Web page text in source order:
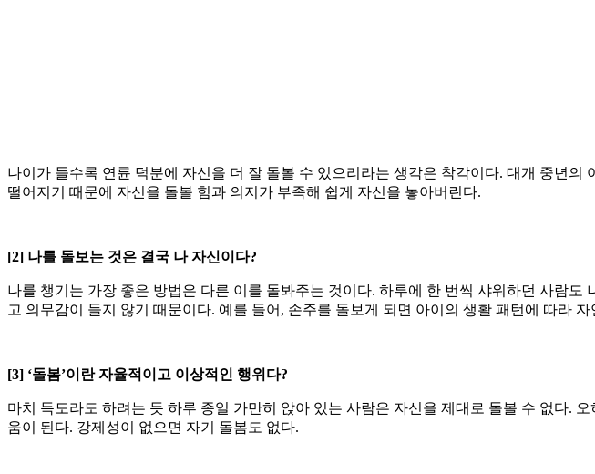
나이가 들수록 연륜 덕분에 자신을 더 잘 돌볼 수 있으리라는 생각은 착각이다. 대개 중년
떨어지기 때문에 자신을 돌볼 힘과 의지가 부족해 쉽게 자신을 놓아버린다.
[2] 나를 돌보는 것은 결국 나 자신이다?
나를 챙기는 가장 좋은 방법은 다른 이를 돌봐주는 것이다. 하루에 한 번씩 샤워하던 사람
고 의무감이 들지 않기 때문이다. 예를 들어, 손주를 돌보게 되면 아이의 생활 패턴에 따라
[3] ‘돌봄’이란 자율적이고 이상적인 행위다?
마치 득도라도 하려는 듯 하루 종일 가만히 앉아 있는 사람은 자신을 제대로 돌볼 수 없다.
움이 된다. 강제성이 없으면 자기 돌봄도 없다.